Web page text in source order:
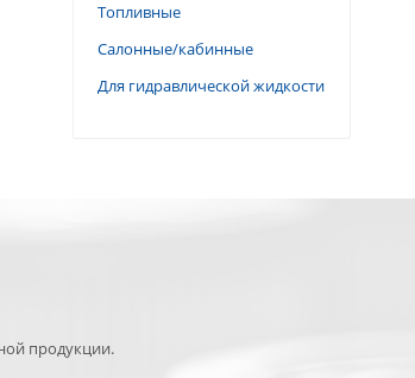
Топливные
Салонные/кабинные
Для гидравлической жидкости
продукции.